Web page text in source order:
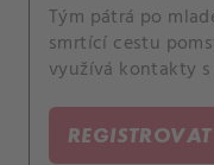
Tým pátrá po
smrtící cestu
využívá kontakty
rozhodnutí, které
nenechat se
REGISTROVAT